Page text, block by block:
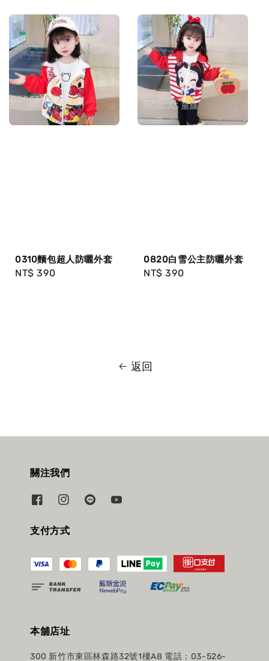
0310麵包超人防曬外套
Regular
NT$ 390
0820白雪公主防曬外套
Regular
NT$ 390
返回
關注我們
支付方式
本舖店址
300 新竹市東區林森路32號1樓A8 電話：03-526-